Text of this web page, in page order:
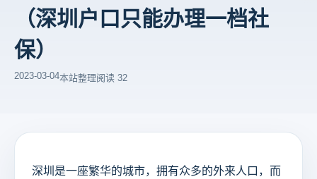
（深圳户口只能办理一档社
保）
2023-03-04本站整理阅读 32
深圳是一座繁华的城市，拥有众多的外来人口，而